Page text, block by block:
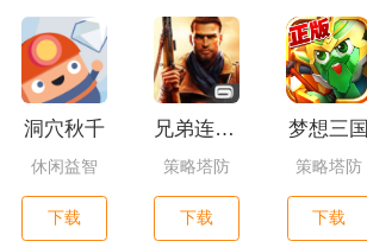
洞穴秋千
休闲益智
下载
兄弟连3：战争之子
策略塔防
下载
梦想三国
策略塔防
下载